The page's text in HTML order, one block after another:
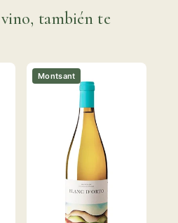
también te
Montsant